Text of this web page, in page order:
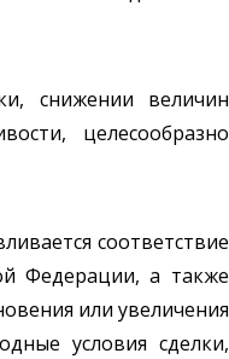
снижении величин
целесообразно
соответствие
Федерации, а также
или увеличения
условия сделки,